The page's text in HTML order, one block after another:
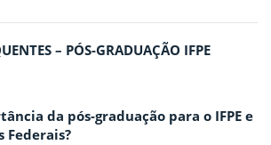
– PÓS-GRADUAÇÃO IFPE
da pós-graduação para o IFPE e
Federais?